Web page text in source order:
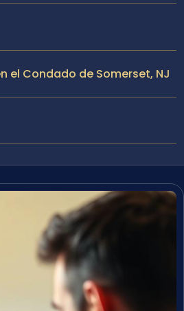
el Condado de Somerset, NJ